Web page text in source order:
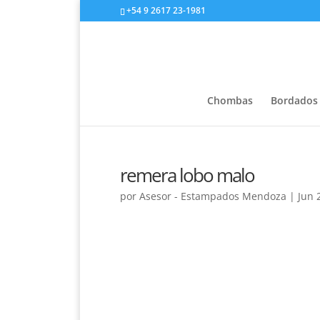
+54 9 2617 23-1981
Chombas Bordados
remera lobo malo
por Asesor - Estampados Mendoza | Jun